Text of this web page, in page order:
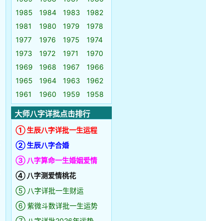
1985
1984 1983
1982
1981
1980 1979
1978
1977
1976 1975
1974
1973
1972 1971
1970
1969
1968 1967
1966
1965
1964 1963
1962
1961
1960 1959 1958
大师八字详批点击排行
① 生辰八字详批一生运程
② 生辰八字合婚
③ 八字算命一生婚姻爱情
④ 八字测爱情桃花
⑤ 八字详批一生财运
⑥ 紫微斗数详批一生运势